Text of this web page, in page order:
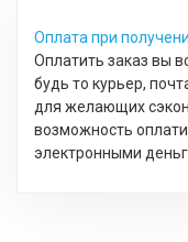
Оплата при
Оплатить заказ вы
будь то курьер,
для желающих
возможность
электронными